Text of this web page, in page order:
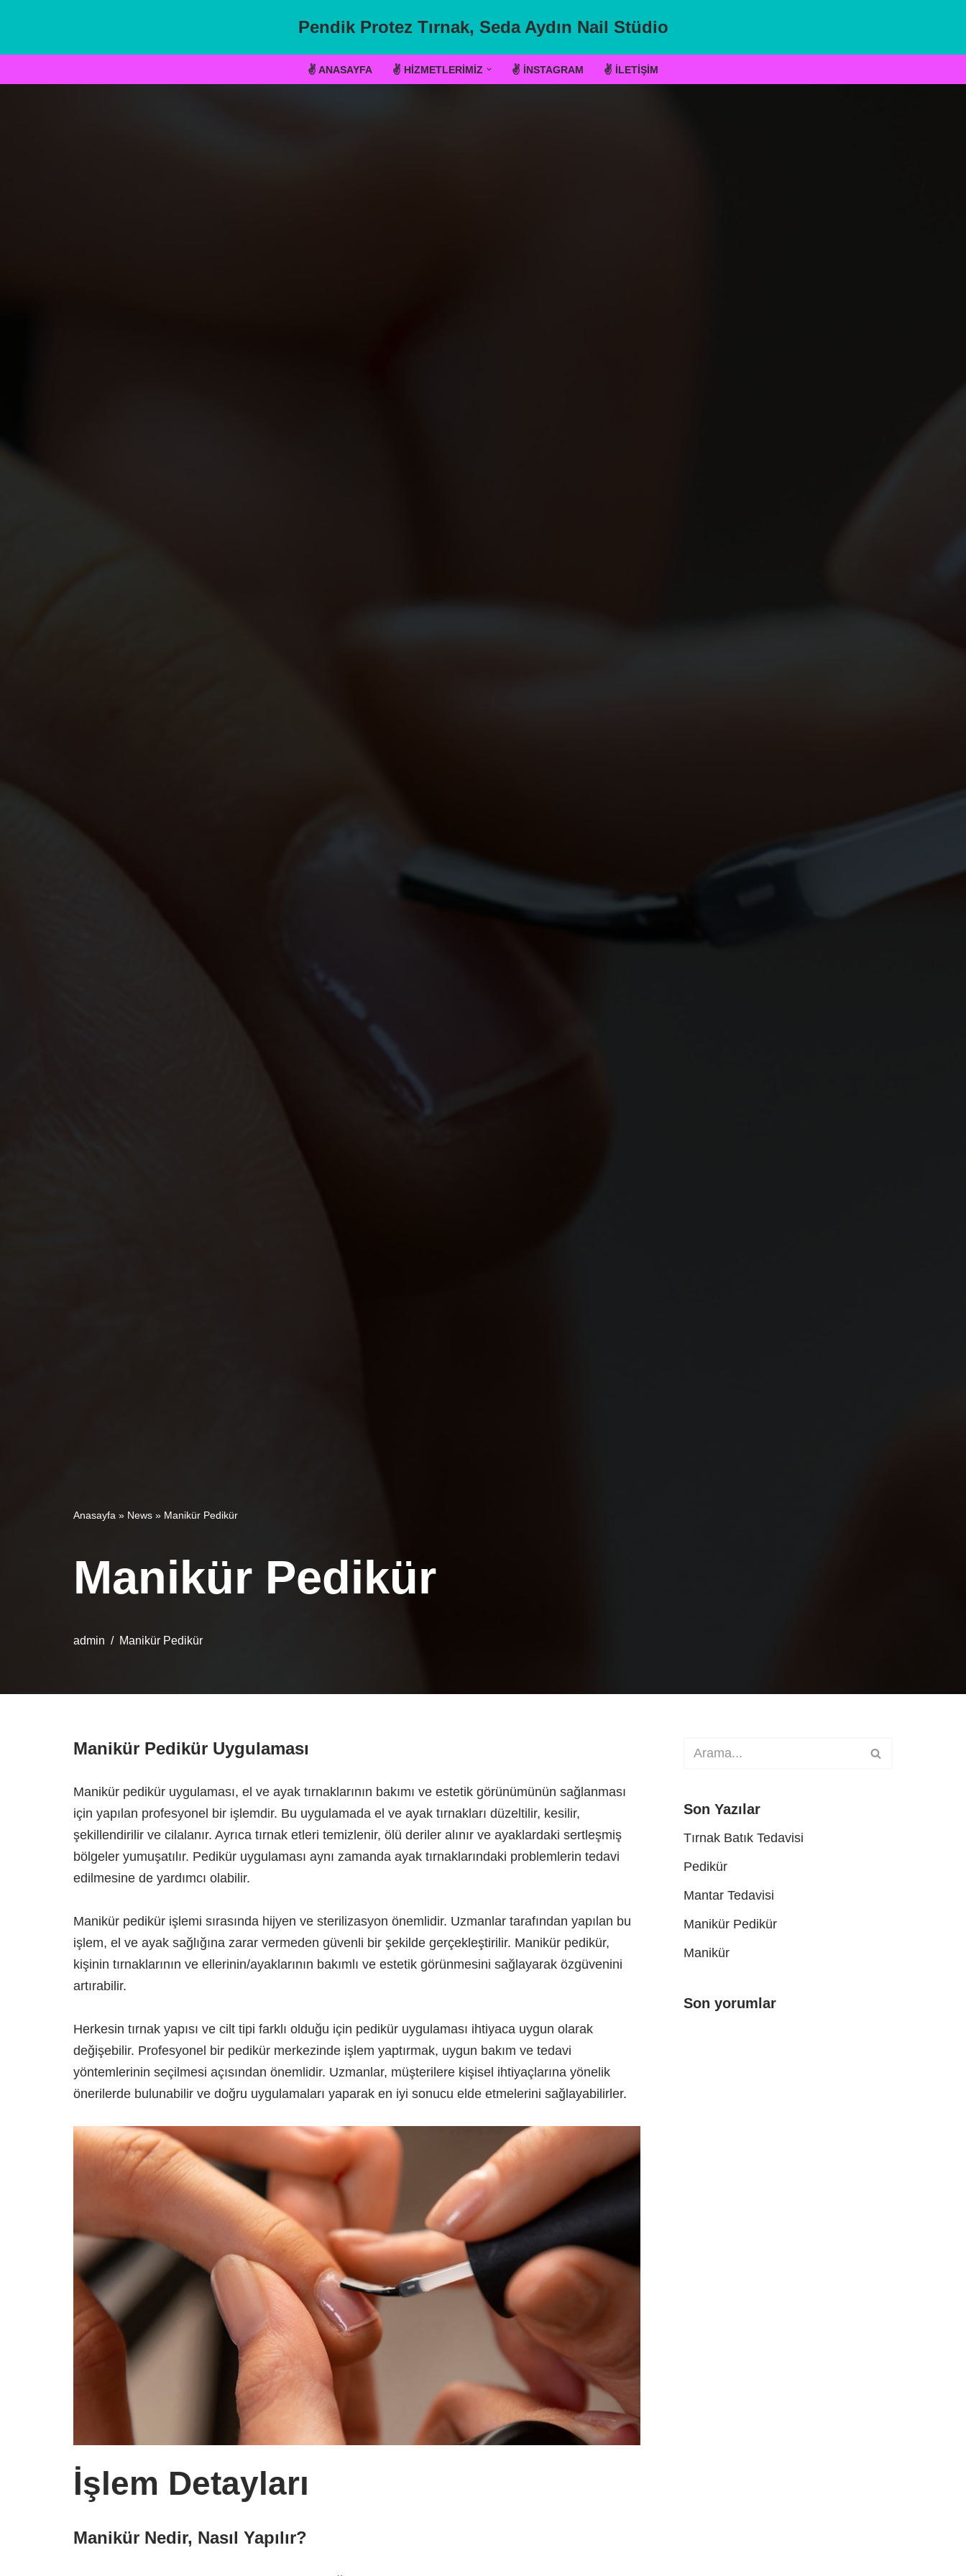
Pendik Protez Tırnak, Seda Aydın Nail Stüdio
✌ ANASAYFA ✌ HIZMETLERIMIZ ✌ İNSTAGRAM ✌ İLETIŞIM
Anasayfa » News » Manikür Pedikür
Manikür Pedikür
admin Manikür Pedikür
Manikür Pedikür Uygulaması
Manikür pedikür uygulaması, el ve ayak tırnaklarının bakımı ve estetik görünümünün sağlanması
için yapılan profesyonel bir işlemdir. Bu uygulamada el ve ayak tırnakları düzeltilir, kesilir,
şekillendirilir ve cilalanır. Ayrıca tırnak etleri temizlenir, ölü deriler alınır ve ayaklardaki sertleşmiş
bölgeler yumuşatılır. Pedikür uygulaması aynı zamanda ayak tırnaklarındaki problemlerin tedavi
edilmesine de yardımcı olabilir.
Manikür pedikür işlemi sırasında hijyen ve sterilizasyon önemlidir. Uzmanlar tarafından yapılan bu
işlem, el ve ayak sağlığına zarar vermeden güvenli bir şekilde gerçekleştirilir. Manikür pedikür,
kişinin tırnaklarının ve ellerinin/ayaklarının bakımlı ve estetik görünmesini sağlayarak özgüvenini
artırabilir.
Herkesin tırnak yapısı ve cilt tipi farklı olduğu için pedikür uygulaması ihtiyaca uygun olarak
değişebilir. Profesyonel bir pedikür merkezinde işlem yaptırmak, uygun bakım ve tedavi
yöntemlerinin seçilmesi açısından önemlidir. Uzmanlar, müşterilere kişisel ihtiyaçlarına yönelik
önerilerde bulunabilir ve doğru uygulamaları yaparak en iyi sonucu elde etmelerini sağlayabilirler.
İşlem Detayları
Manikür Nedir, Nasıl Yapılır?
Son Yazılar
Tırnak Batık Tedavisi
Pedikür
Mantar Tedavisi
Manikür Pedikür
Manikür
Son yorumlar